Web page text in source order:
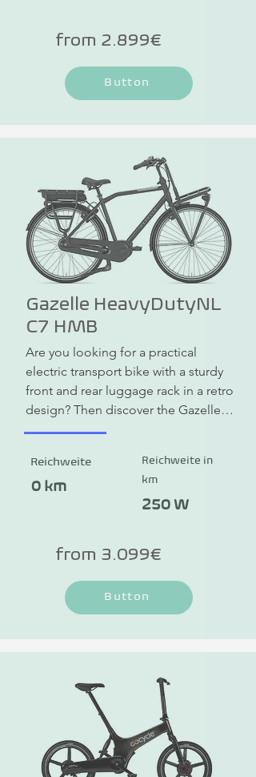
from 2.899€
Button
Gazelle HeavyDutyNL
C7 HMB
Are you looking for a practical
electric transport bike with a sturdy
front and rear luggage rack in a retro
design? Then discover the Gazelle
HeavyDutyNL C7 HMB now!
Reichweite
0 km
Reichweite in
km
250 W
from 3.099€
Button